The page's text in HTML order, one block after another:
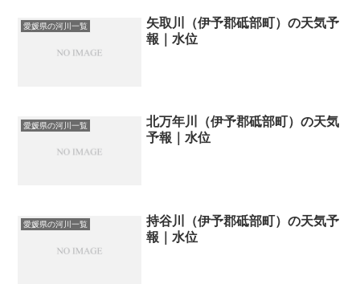
愛媛県の河川一覧
矢取川（伊予郡砥部町）の天気予
報｜水位
愛媛県の河川一覧
北万年川（伊予郡砥部町）の天気
予報｜水位
愛媛県の河川一覧
持谷川（伊予郡砥部町）の天気予
報｜水位